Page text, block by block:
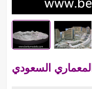
السعودي